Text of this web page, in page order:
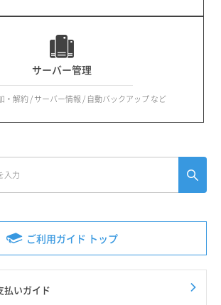
ご利用ガイド トップ
払いガイド
サーバー管理
・解約 / サーバー情報 / 自動バックアップ など